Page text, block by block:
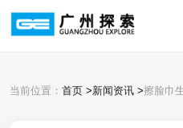
当前位置： 首页 >新闻资讯 >擦脸巾